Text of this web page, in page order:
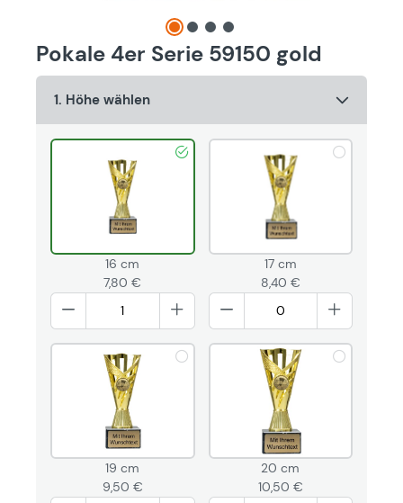
Pokale 4er Serie 59150 gold
1. Höhe wählen
16 cm
7,80 €
17 cm
8,40 €
19 cm
9,50 €
20 cm
10,50 €